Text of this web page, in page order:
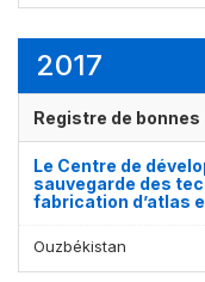
2017
Registre de
Le Centre de
sauvegarde des
fabrication d’atlas
Ouzbékistan